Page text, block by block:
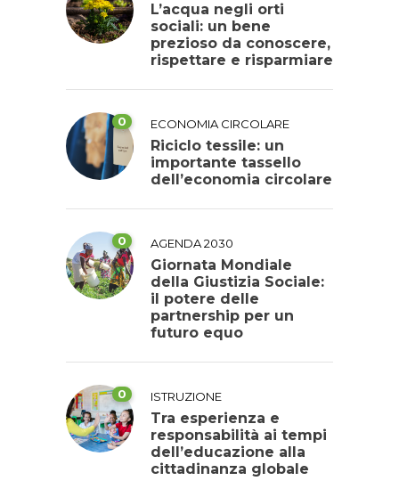
L’acqua negli orti
sociali: un bene
prezioso da conoscere,
rispettare e risparmiare
0 ECONOMIA CIRCOLARE
Riciclo tessile: un
importante tassello
dell’economia circolare
0 AGENDA 2030
Giornata Mondiale
della Giustizia Sociale:
il potere delle
partnership per un
futuro equo
0 ISTRUZIONE
Tra esperienza e
responsabilità ai tempi
dell’educazione alla
cittadinanza globale